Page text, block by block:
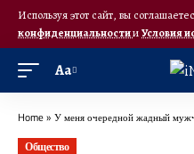
Используя этот сайт, вы
конфиденциальностииУсловия
Аа
Home » У меня очередной жадный
Общество